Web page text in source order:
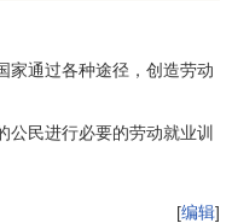
通过各种途径，创造劳动
公民进行必要的劳动就业训
[编辑]